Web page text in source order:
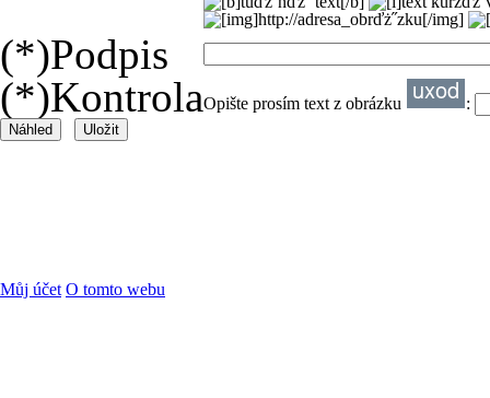
(*)Podpis
(*)KontrolaOpište prosím text z obrázku :
Můj účet O tomto webu